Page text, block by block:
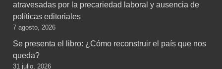
atravesadas por la precariedad laboral y ausencia de
políticas editoriales
7 agosto, 2026
Se presenta el libro: ¿Cómo reconstruir el país que nos
queda?
31 julio, 2026